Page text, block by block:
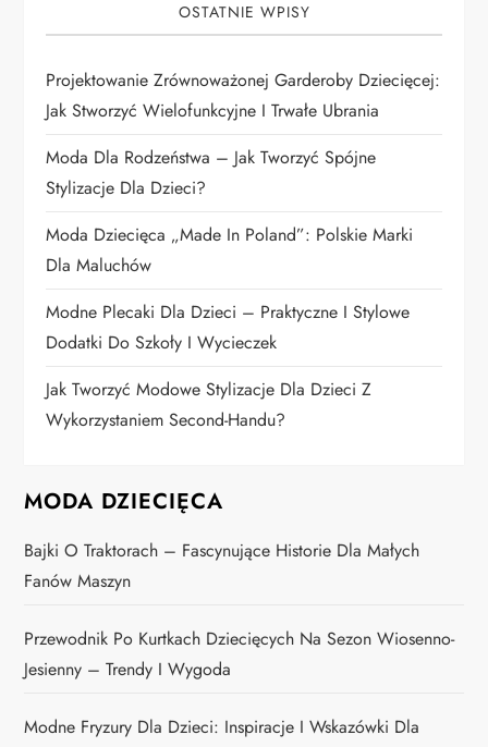
a
w
p
i
s
u
OSTATNIE WPISY
Projektowanie Zrównoważonej Garderoby Dziecięcej:
Jak Stworzyć Wielofunkcyjne I Trwałe Ubrania
Moda Dla Rodzeństwa – Jak Tworzyć Spójne
Stylizacje Dla Dzieci?
Moda Dziecięca „Made In Poland”: Polskie Marki
Dla Maluchów
Modne Plecaki Dla Dzieci – Praktyczne I Stylowe
Dodatki Do Szkoły I Wycieczek
Jak Tworzyć Modowe Stylizacje Dla Dzieci Z
Wykorzystaniem Second-Handu?
MODA DZIECIĘCA
Bajki O Traktorach – Fascynujące Historie Dla Małych
Fanów Maszyn
Przewodnik Po Kurtkach Dziecięcych Na Sezon Wiosenno-
Jesienny – Trendy I Wygoda
Modne Fryzury Dla Dzieci: Inspiracje I Wskazówki Dla